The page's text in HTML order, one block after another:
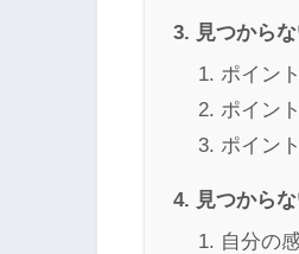
見つから
ポイン
ポイン
ポイン
見つから
自分の